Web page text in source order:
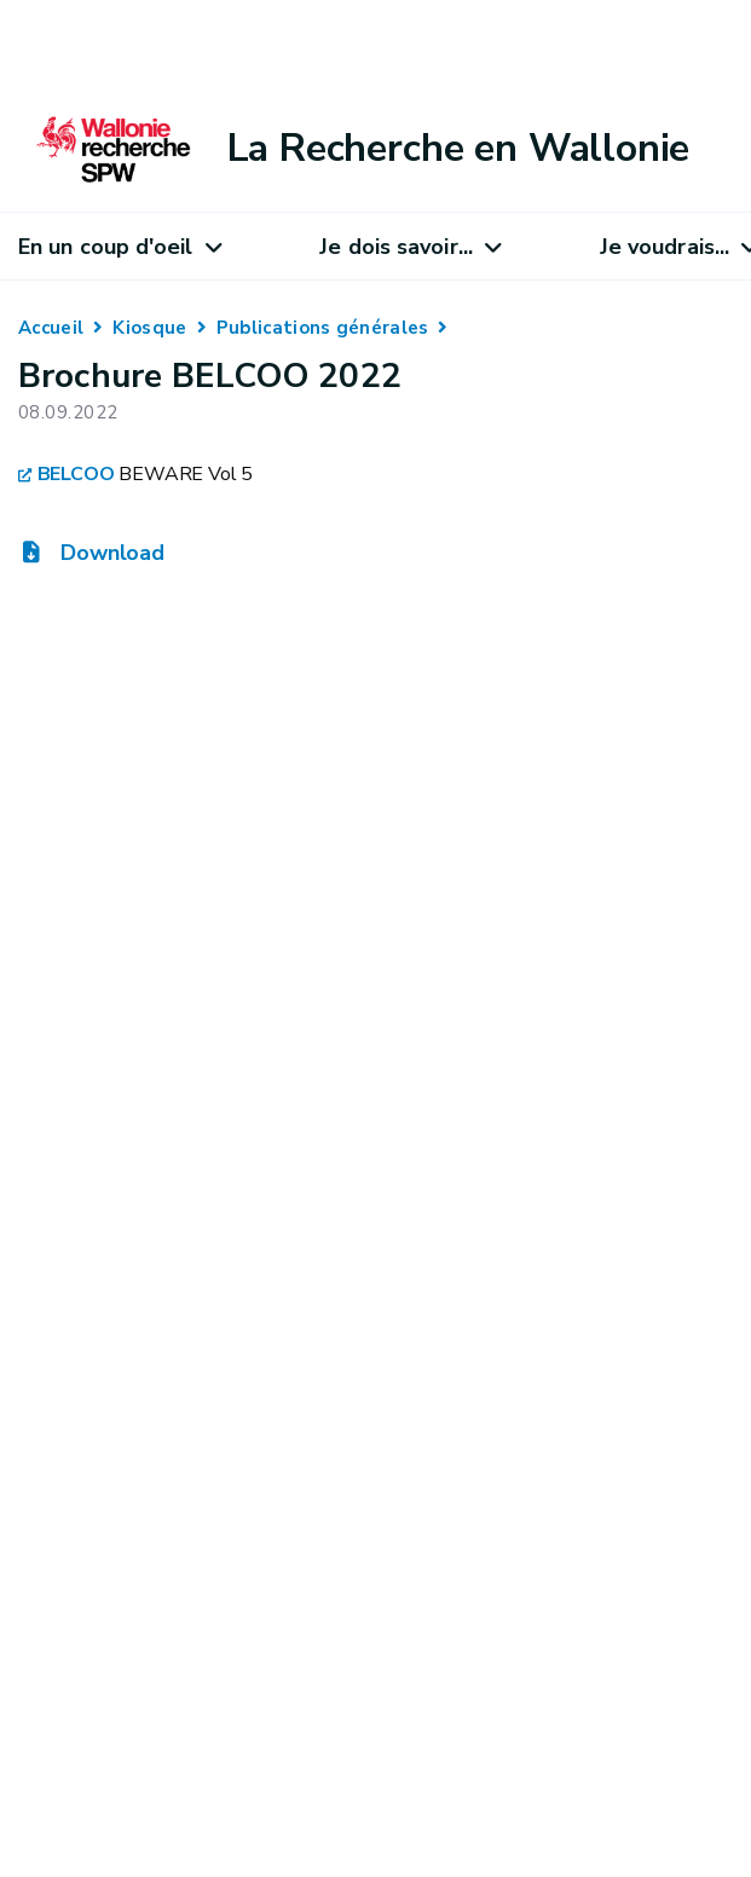
La Recherche en Wallonie
En un coup d'oeil Je dois savoir... Je voudrais...
Accueil Kiosque Publications générales
Brochure BELCOO 2022
08.09.2022
BELCOO BEWARE Vol 5
Download